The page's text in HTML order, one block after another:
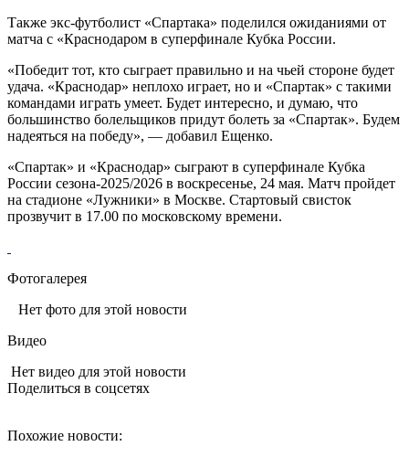
Также экс-футболист «Спартака» поделился ожиданиями от
матча с «Краснодаром в суперфинале Кубка России.
«Победит тот, кто сыграет правильно и на чьей стороне будет
удача. «Краснодар» неплохо играет, но и «Спартак» с такими
командами играть умеет. Будет интересно, и думаю, что
большинство болельщиков придут болеть за «Спартак». Будем
надеяться на победу», — добавил Ещенко.
«Спартак» и «Краснодар» сыграют в суперфинале Кубка
России сезона-2025/2026 в воскресенье, 24 мая. Матч пройдет
на стадионе «Лужники» в Москве. Стартовый свисток
прозвучит в 17.00 по московскому времени.
Фотогалерея
Нет фото для этой новости
Видео
Нет видео для этой новости
Поделиться в соцсетях
Похожие новости: